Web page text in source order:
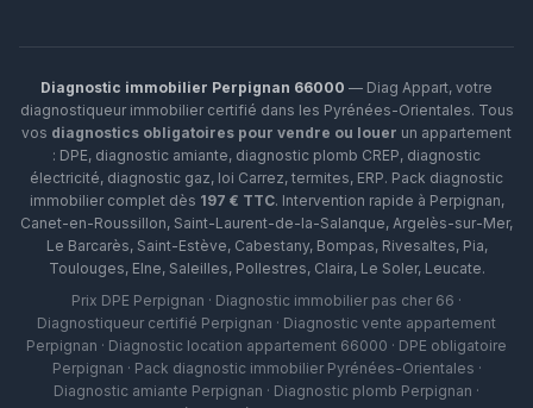
Diagnostic immobilier Perpignan 66000 — Diag Appart, votre
diagnostiqueur immobilier certifié dans les Pyrénées-Orientales. Tous
vos diagnostics obligatoires pour vendre ou louer un appartement
: DPE, diagnostic amiante, diagnostic plomb CREP, diagnostic
électricité, diagnostic gaz, loi Carrez, termites, ERP. Pack diagnostic
immobilier complet dès 197 € TTC. Intervention rapide à Perpignan,
Canet-en-Roussillon, Saint-Laurent-de-la-Salanque, Argelès-sur-Mer,
Le Barcarès, Saint-Estève, Cabestany, Bompas, Rivesaltes, Pia,
Toulouges, Elne, Saleilles, Pollestres, Claira, Le Soler, Leucate.
Prix DPE Perpignan · Diagnostic immobilier pas cher 66 ·
Diagnostiqueur certifié Perpignan · Diagnostic vente appartement
Perpignan · Diagnostic location appartement 66000 · DPE obligatoire
Perpignan · Pack diagnostic immobilier Pyrénées-Orientales ·
Diagnostic amiante Perpignan · Diagnostic plomb Perpignan ·